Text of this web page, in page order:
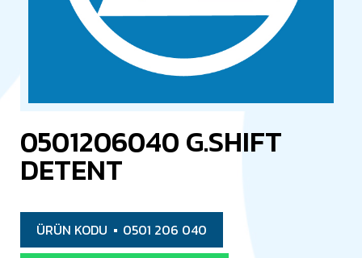
0501206040 G.SHIFT
DETENT
ÜRÜN KODU 0501 206 040